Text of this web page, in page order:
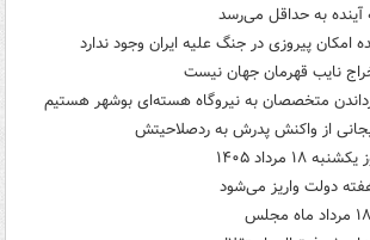
امکان پیروزی در جنگ علیه ایران وجود ندارد
نایب قهرمان جهان نیست
متخصصان به نیروگاه هسته‌ای بوشهر هستیم
از واکنش پدرش به ردصلاحیتش
مرداد ۱۴۰۵
دولت واریز می‌شود